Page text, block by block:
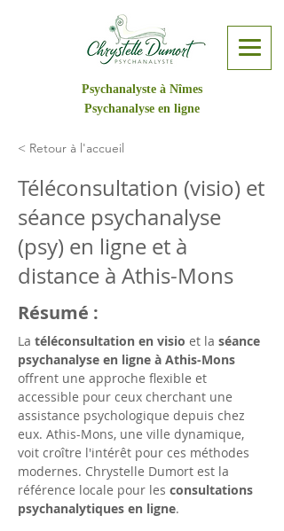
Psychanalyste à Nîmes
Psychanalyse en ligne
< Retour à l'accueil
Téléconsultation (visio) et
séance psychanalyse
(psy) en ligne et à
distance à Athis-Mons
Résumé :
La téléconsultation en visio et la séance
psychanalyse en ligne à Athis-Mons
offrent une approche flexible et
accessible pour ceux cherchant une
assistance psychologique depuis chez
eux. Athis-Mons, une ville dynamique,
voit croître l'intérêt pour ces méthodes
modernes. Chrystelle Dumort est la
référence locale pour les consultations
psychanalytiques en ligne.